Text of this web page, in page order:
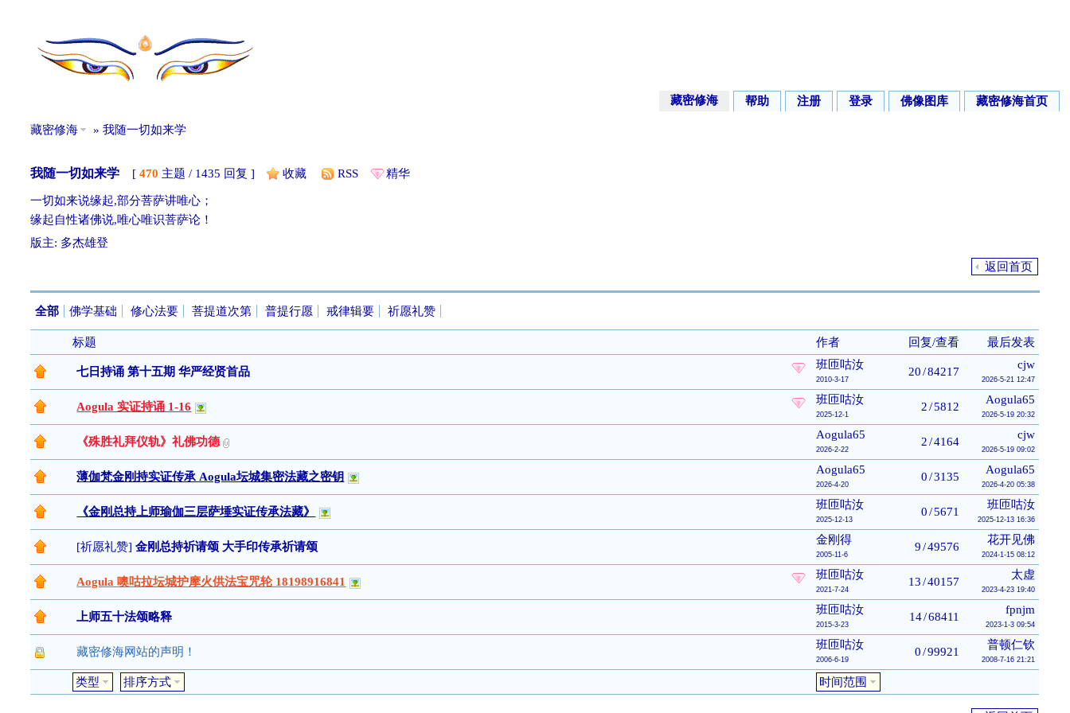
藏密修海 帮助 注册 登录 佛像图库 藏密修海首页
藏密修海 » 我随一切如来学
我随一切如来学 [470 主题 / 1435 回复 ] 收藏 RSS 精华
一切如来说缘起,部分菩萨讲唯心；
缘起自性诸佛说,唯心唯识菩萨论！
版主: 多杰雄登
返回首页
全部 佛学基础 修心法要 菩提道次第 普提行愿 戒律辑要 祈愿礼赞
标题 作者 回复/查看 最后发表
七日持诵 第十五期 华严经贤首品
班匝咕汝
2010-3-17
20 /84217
cjw
2026-5-21 12:47
Aogula 实证持诵 1-16
班匝咕汝
2025-12-1
2 /5812
Aogula65
2026-5-19 20:32
《殊胜礼拜仪轨》礼佛功德
Aogula65
2026-2-22
2 /4164
cjw
2026-5-19 09:02
薄伽梵金刚持实证传承 Aogula坛城集密法藏之密钥
Aogula65
2026-4-20
0 /3135
Aogula65
2026-4-20 05:38
《金刚总持上师瑜伽三层萨埵实证传承法藏》
班匝咕汝
2025-12-13
0 /5671
班匝咕汝
2025-12-13 16:36
[祈愿礼赞] 金刚总持祈请颂 大手印传承祈请颂
金刚得
2005-11-6
9 /49576
花开见佛
2024-1-15 08:12
Aogula 噢咕拉坛城护摩火供法宝咒轮 18198916841
班匝咕汝
2021-7-24
13 /40157
太虚
2023-4-23 19:40
上师五十法颂略释
班匝咕汝
2015-3-23
14/68411
fpnjm
2023-1-3 09:54
藏密修海网站的声明！
班匝咕汝
2006-6-19
0 /99921
普顿仁钦
2008-7-16 21:21
类型 排序方式 时间范围